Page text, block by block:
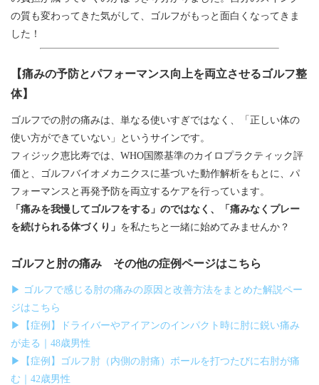
の質も変わってきた気がして、ゴルフがもっと面白くなってきま
した！
【痛みの予防とパフォーマンス向上を両立させるゴルフ整
体】
ゴルフでの肘の痛みは、単なる使いすぎではなく、「正しい体の
使い方ができていない」というサインです。
フィジック恵比寿では、WHO国際基準のカイロプラクティック評
価と、ゴルフバイオメカニクスに基づいた動作解析をもとに、パ
フォーマンスと再発予防を両立するケアを行っています。
「痛みを我慢してゴルフをする」のではなく、「痛みなくプレー
を続けられる体づくり」 を私たちと一緒に始めてみませんか？
ゴルフと肘の痛み その他の症例ページはこちら
▶ ゴルフで感じる肘の痛みの原因と改善方法をまとめた解説ペー
ジはこちら
▶【症例】ドライバーやアイアンのインパクト時に肘に鋭い痛み
が走る｜48歳男性
▶【症例】ゴルフ肘（内側の肘痛）ボールを打つたびに右肘が痛
む｜42歳男性